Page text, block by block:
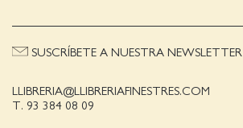
LLIBRERIA@LLIBRERIAFINESTRES.COM
T. 93 384 08 09
SUSCRÍBETE A NUESTRA NEWSLETTER